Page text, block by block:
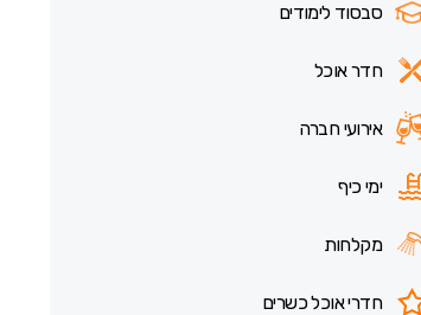
סבסוד לימודים
חדר אוכל
אירועי חברה
ימי כיף
מקלחות
חדרי אוכל כשרים